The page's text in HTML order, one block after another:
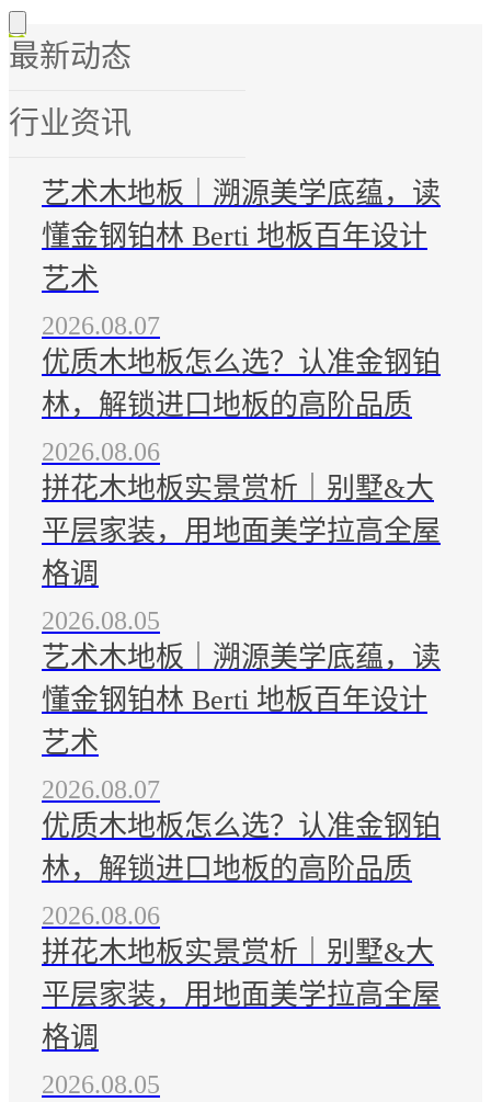
最新动态
行业资讯
艺术木地板｜溯源美学底蕴，读
懂金钢铂林 Berti 地板百年设计
艺术
2026.08.07
优质木地板怎么选？认准金钢铂
林，解锁进口地板的高阶品质
2026.08.06
拼花木地板实景赏析｜别墅&大
平层家装，用地面美学拉高全屋
格调
2026.08.05
艺术木地板｜溯源美学底蕴，读
懂金钢铂林 Berti 地板百年设计
艺术
2026.08.07
优质木地板怎么选？认准金钢铂
林，解锁进口地板的高阶品质
2026.08.06
拼花木地板实景赏析｜别墅&大
平层家装，用地面美学拉高全屋
格调
2026.08.05